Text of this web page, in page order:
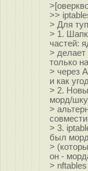
>>
> Для
> 1.
частей:
> делает
только
> через
и как
> 2.
морд/
>
> 3.
был
>
он -
> nftables